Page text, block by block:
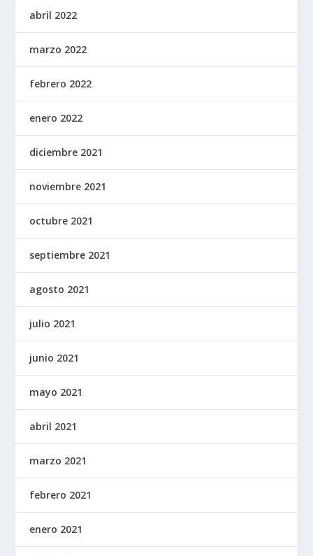
abril 2022
marzo 2022
febrero 2022
enero 2022
diciembre 2021
noviembre 2021
octubre 2021
septiembre 2021
agosto 2021
julio 2021
junio 2021
mayo 2021
abril 2021
marzo 2021
febrero 2021
enero 2021